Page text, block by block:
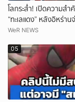
โลกระส่ำ! เปิดความส
“ทะเลแดง” หลังอิหร่า
WeR NEWS
05